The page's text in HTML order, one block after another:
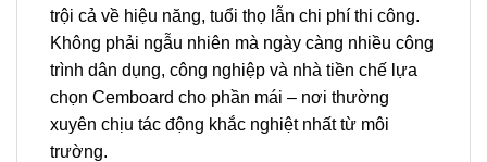
trội cả về hiệu năng, tuổi thọ lẫn chi phí thi công.
Không phải ngẫu nhiên mà ngày càng nhiều công
trình dân dụng, công nghiệp và nhà tiền chế lựa
chọn Cemboard cho phần mái – nơi thường
xuyên chịu tác động khắc nghiệt nhất từ môi
trường.